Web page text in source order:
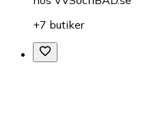
+7 butiker